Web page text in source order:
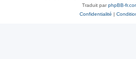
Traduit parphpBB-
Confidentialité |